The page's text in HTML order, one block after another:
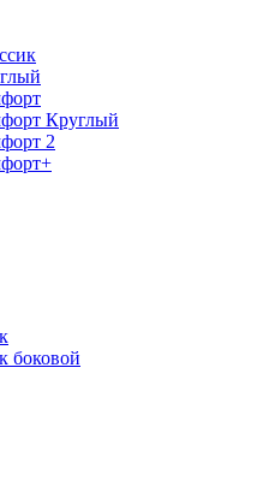
Круглый
2
боковой